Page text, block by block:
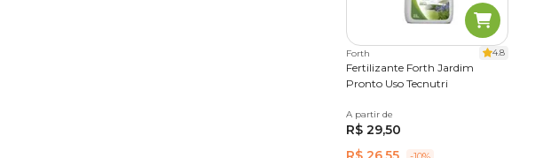
Forth 4.8
Fertilizante Forth Jardim
Pronto Uso Tecnutri
500 ml
A partir de
R$ 29,50